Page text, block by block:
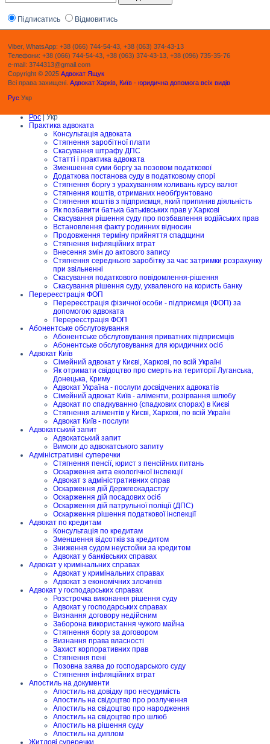
Підписатись Відмовитись
Viber, WhatsApp: +38 (066) 744-54-43, +38 (063) 374-43-13
Телефони: +38 (066) 744-54-43, +38 (063) 374-43-13, +38 (096) 735-35-76
e-mail: 3744313@gmail.com
Copyright © 2025 Адвокат Ящук
Всі права захищені. Адвокат Харків, Київ - юридична допомога всіх видів
Рус Укр
Рос| Укр
Практика адвоката
Консультація адвоката
Стягнення заробітної плати
Скасування штрафу ДПС
Статті і практика адвоката
Зменшення суми боргу за позовом податкової
Додаткова постанова суду в податковому спорі
Стягнення боргу з урахуванням коливань курсу валют
Стягнення коштів, отриманих необґрунтовано
Стягнення коштів з підприємця, який припинив діяльність
Як позбавити батька батьківських прав у Харкові
Скасування рішення суду про позбавлення водійських прав
Встановлення факту родинних відносин
Продовження терміну прийняття спадщини
Стягнення інфляційних втрат
Внесення змін до актового запису
Стягнення середнього заробітку за час затримки розрахунку
при звільненні
Скасування податкового повідомлення-рішення
Скасування рішення суду, ухваленого на користь банку
Перереєстрація ФОП
Перереєстрація фізичної особи - підприємця (ФОП) за
допомогою адвоката
Перереєстрація ФОП
Абонентське обслуговування
Абонентське обслуговування приватних підприємців
Абонентське обслуговування для юридичних осіб
Адвокат Київ
Сімейний адвокат у Києві, Харкові, по всій Україні
Як отримати свідоцтво про смерть на території Луганська,
Донецька, Криму
Адвокат Україна - послуги досвідчених адвокатів
Сімейний адвокат Київ - аліменти, розірвання шлюбу
Адвокат по спадкуванню (спадкових спорах) в Києві
Стягнення аліментів у Києві, Харкові, по всій Україні
Адвокат Київ - послуги
Адвокатський запит
Адвокатський запит
Вимоги до адвокатського запиту
Адміністративні суперечки
Стягнення пенсії, юрист з пенсійних питань
Оскарження акта екологічної інспекції
Адвокат з адміністративних справ
Оскарження дій Держгеокадастру
Оскарження дій посадових осіб
Оскарження дій патрульної поліції (ДПС)
Оскарження рішення податкової інспекції
Адвокат по кредитам
Консультація по кредитам
Зменшення відсотків за кредитом
Зниження судом неустойки за кредитом
Адвокат у банківських справах
Адвокат у кримінальних справах
Адвокат у кримінальних справах
Адвокат з економічних злочинів
Адвокат у господарських справах
Розстрочка виконання рішення суду
Адвокат у господарських справах
Визнання договору недійсним
Заборона використання чужого майна
Стягнення боргу за договором
Визнання права власності
Захист корпоративних прав
Стягнення пені
Позовна заява до господарського суду
Стягнення інфляційних втрат
Апостиль на документи
Апостиль на довідку про несудимість
Апостиль на свідоцтво про розлучення
Апостиль на свідоцтво про народження
Апостиль на свідоцтво про шлюб
Апостиль на рішення суду
Апостиль на диплом
Житлові суперечки